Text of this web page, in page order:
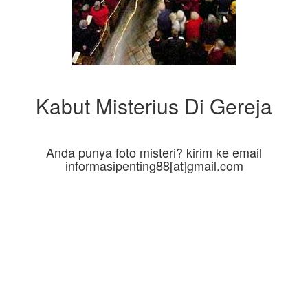
Kabut Misterius Di Gereja
Anda punya foto misteri? kirim ke email
informasipenting88[at]gmail.com